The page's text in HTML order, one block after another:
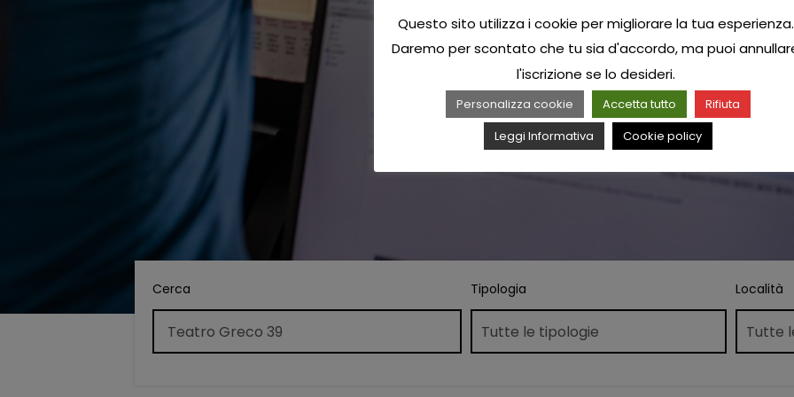
Cerca Tipologia Località
Questo sito utilizza i cookie per migliorare la tua esperienza.
Daremo per scontato che tu sia d'accordo, ma puoi
l'iscrizione se lo desideri.
Personalizza cookie Accetta tutto
Rifiuta
Leggi Informativa
Cookie policy